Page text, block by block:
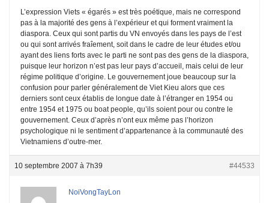
L’expression Viets « égarés » est très poétique, mais ne correspond
pas à la majorité des gens à l’expérieur et qui forment vraiment la
diaspora. Ceux qui sont partis du VN envoyés dans les pays de l’est
ou qui sont arrivés fraîement, soit dans le cadre de leur études et/ou
ayant des liens forts avec le parti ne sont pas des gens de la diaspora,
puisque leur horizon n’est pas leur pays d’accueil, mais celui de leur
régime politique d’origine. Le gouvernement joue beaucoup sur la
confusion pour parler généralement de Viet Kieu alors que ces
derniers sont ceux établis de longue date à l’étranger en 1954 ou
entre 1954 et 1975 ou boat people, qu’ils soient pour ou contre le
gouvernement. Ceux d’après n’ont eux même pas l’horizon
psychologique ni le sentiment d’appartenance à la communauté des
Vietnamiens d’outre-mer.
10 septembre 2007 à 7h39 #44533
NoiVongTayLon